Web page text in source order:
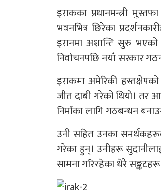
इराकका प्रधानमन्त्री
भवनभित्र छिरेका
इरानमा अशान्ति सुरु
निर्वाचनपछि नयाँ सरकार
इराकमा अमेरिकी
जीत दाबी गरेको थियो। तर
निर्माका लागि गठबन्धन
उनी सहित उनका समर्थकहरूले
गरेका हुन्। उनीहरू
सामना गरिरहेका धेरै